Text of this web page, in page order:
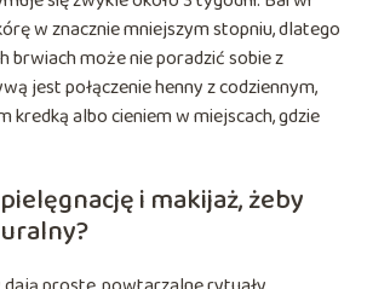
w znacznie mniejszym stopniu, dlatego
brwiach może nie poradzić sobie z
jest połączenie henny z codziennym,
kredką albo cieniem w miejscach, gdzie
i makijaż, żeby